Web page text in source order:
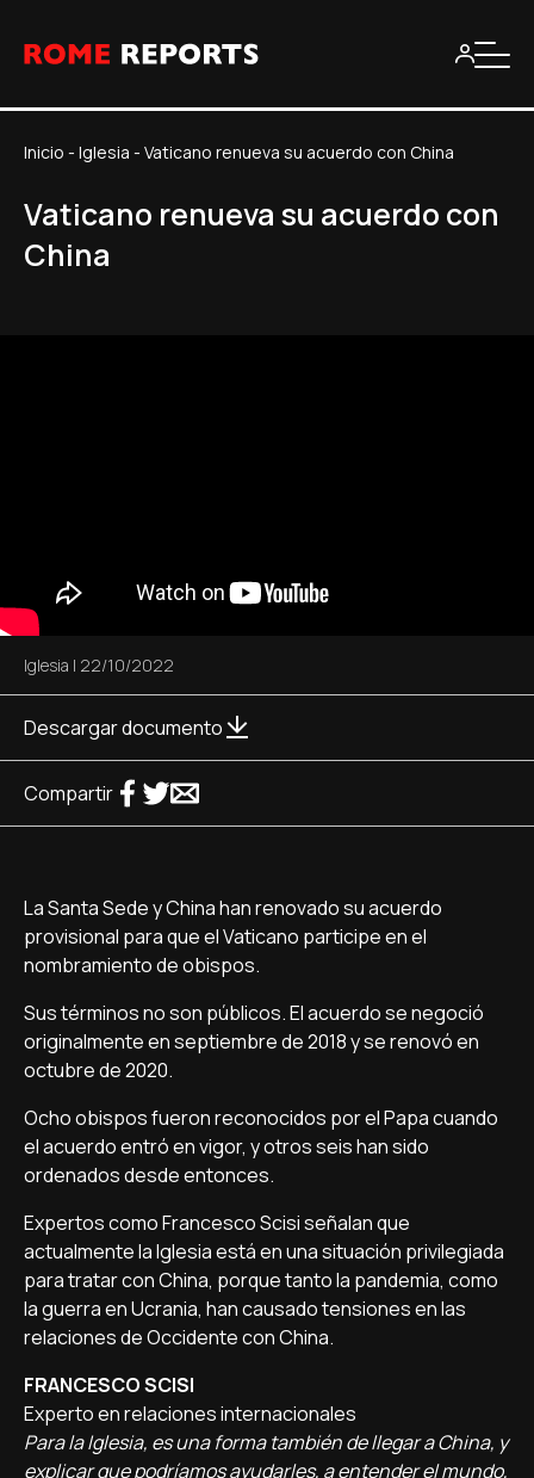
Inicio - Iglesia - Vaticano renueva su acuerdo con China
Vaticano renueva su acuerdo con
China
Iglesia | 22/10/2022
Descargar documento
Compartir
La Santa Sede y China han renovado su acuerdo
provisional para que el Vaticano participe en el
nombramiento de obispos.
Sus términos no son públicos. El acuerdo se negoció
originalmente en septiembre de 2018 y se renovó en
octubre de 2020.
Ocho obispos fueron reconocidos por el Papa cuando
el acuerdo entró en vigor, y otros seis han sido
ordenados desde entonces.
Expertos como Francesco Scisi señalan que
actualmente la Iglesia está en una situación privilegiada
para tratar con China, porque tanto la pandemia, como
la guerra en Ucrania, han causado tensiones en las
relaciones de Occidente con China.
FRANCESCO SCISI
Experto en relaciones internacionales
Para la Iglesia, es una forma también de llegar a China, y
explicar que podríamos ayudarles, a entender el mundo,